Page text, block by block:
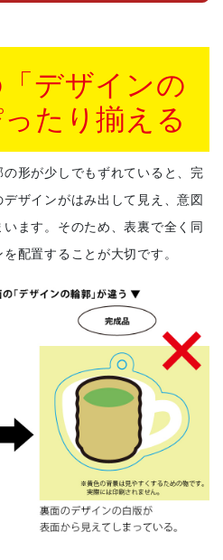
デザインの
たり揃える
形が少しでもずれていると、完
ザインがはみ出して見え、意図
ます。そのため、表裏で全く同
配置することが大切です。